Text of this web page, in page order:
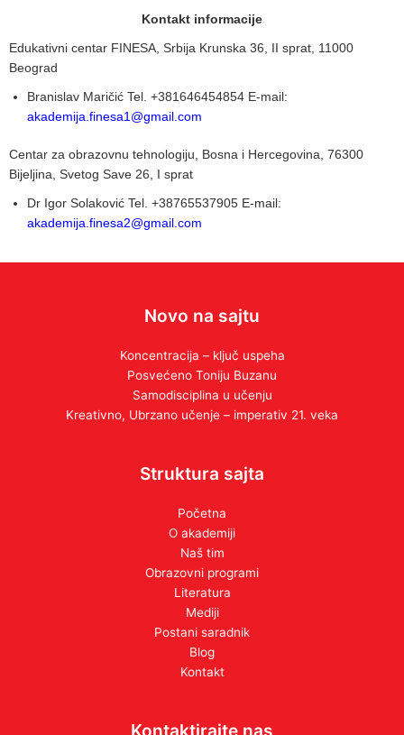
Kontakt informacije
Edukativni centar FINESA, Srbija Krunska 36, II sprat, 11000
Beograd
Branislav Maričić Tel. +381646454854 E-mail:
akademija.finesa1@gmail.com
Centar za obrazovnu tehnologiju, Bosna i Hercegovina, 76300
Bijeljina, Svetog Save 26, I sprat
Dr Igor Solaković Tel. +38765537905 E-mail:
akademija.finesa2@gmail.com
Novo na sajtu
Koncentracija – ključ uspeha
Posvećeno Toniju Buzanu
Samodisciplina u učenju
Kreativno, Ubrzano učenje – imperativ 21. veka
Struktura sajta
Početna
O akademiji
Naš tim
Obrazovni programi
Literatura
Mediji
Postani saradnik
Blog
Kontakt
Kontaktirajte nas